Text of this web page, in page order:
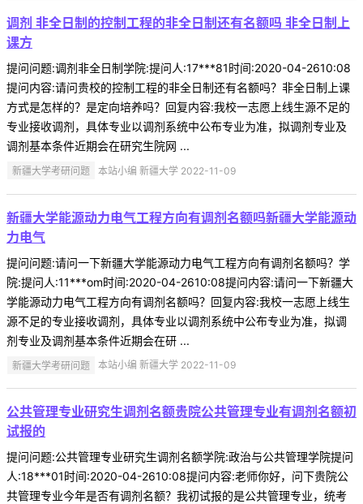
调剂 非全日制的控制工程的非全日制还有名额吗 非全日制上
课方
提问问题:调剂非全日制学院:提问人:17***81时间:2020-04-2610:08
提问内容:请问贵校的控制工程的非全日制还有名额吗？非全日制上课
方式是怎样的？是定向培养吗？回复内容:我校一志愿上线生源不足的
专业接收调剂，具体专业以调剂系统中公布专业为准，拟调剂专业及
调剂基本条件近期会在研究生院网 ...
新疆大学考研问题 本站小编 新疆大学 2022-11-09
新疆大学能源动力电气工程方向有调剂名额吗新疆大学能源动
力电气
提问问题:请问一下新疆大学能源动力电气工程方向有调剂名额吗？学
院:提问人:11***om时间:2020-04-2610:08提问内容:请问一下新疆大
学能源动力电气工程方向有调剂名额吗？回复内容:我校一志愿上线生
源不足的专业接收调剂，具体专业以调剂系统中公布专业为准，拟调
剂专业及调剂基本条件近期会在研 ...
新疆大学考研问题 本站小编 新疆大学 2022-11-09
公共管理专业研究生调剂名额贵院公共管理专业有调剂名额初
试报的
提问问题:公共管理专业研究生调剂名额学院:政治与公共管理学院提问
人:18***01时间:2020-04-2610:08提问内容:老师你好，问下贵院公
共管理专业今年是否有调剂名额？我初试报的是公共管理专业，统考